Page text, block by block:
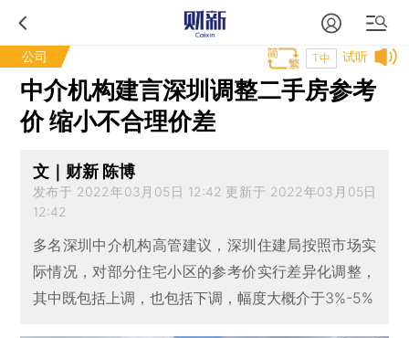
公司 试听
T中
中介机构建言深圳调整二手房参考
价 缩小不合理价差
文｜财新 陈博
发布于 2022年03月05日 12:42 更新于 2022年03月05日
12:42
多名深圳中介机构高管建议，深圳住建局按照市场实
际情况，对部分住宅小区的参考价实行差异化调整，
其中既包括上调，也包括下调，幅度大概介于3%-5%